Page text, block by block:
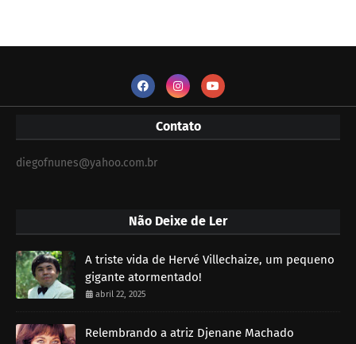
Contato
diegofnunes@yahoo.com.br
Não Deixe de Ler
A triste vida de Hervé Villechaize, um pequeno
gigante atormentado!
abril 22, 2025
Relembrando a atriz Djenane Machado